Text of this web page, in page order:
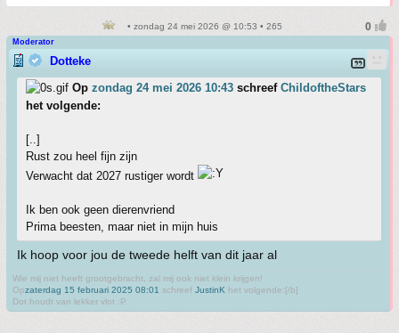
• zondag 24 mei 2026 @ 10:53 • 265
Moderator
Dotteke
Op zondag 24 mei 2026 10:43 schreef ChildoftheStars
het volgende:
[..]
Rust zou heel fijn zijn
Verwacht dat 2027 rustiger wordt
Ik ben ook geen dierenvriend
Prima beesten, maar niet in mijn huis
Ik hoop voor jou de tweede helft van dit jaar al
Wie mij niet heeft grootgebracht, zal mij ook niet klein krijgen!
Opzaterdag 15 februari 2025 08:01 schreef JustinK het volgende:[/b]
Dot houdt van lekker vlot :P